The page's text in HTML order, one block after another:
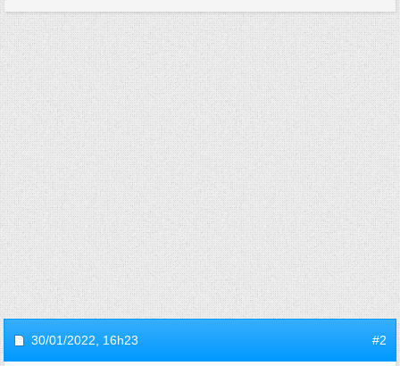
30/01/2022, 16h23 #2